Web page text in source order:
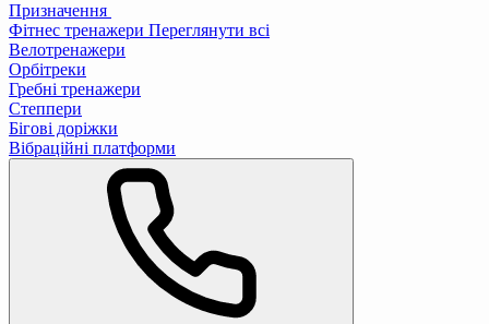
Призначення
Фітнес тренажери Переглянути всі
Велотренажери
Орбітреки
Гребні тренажери
Степпери
Бігові доріжки
Вібраційні платформи